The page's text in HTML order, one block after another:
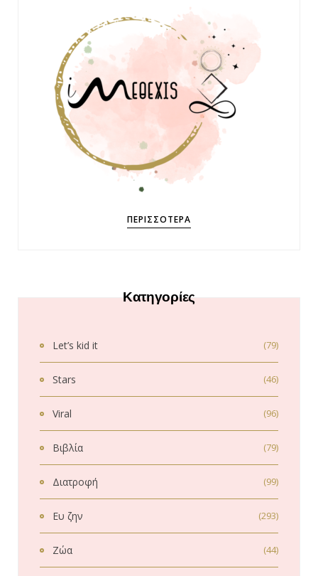
ΠΕΡΙΣΣΌΤΕΡΑ
Κατηγορίες
Let’s kid it (79)
Stars (46)
Viral (96)
Βιβλία (79)
Διατροφή (99)
Ευ ζην (293)
Ζώα (44)